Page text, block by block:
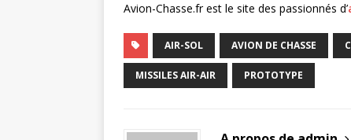
Avion-Chasse.fr est le site des passionnés d’
AIR-SOL AVION DE CHASSE
MISSILES AIR-AIR PROTOTYPE